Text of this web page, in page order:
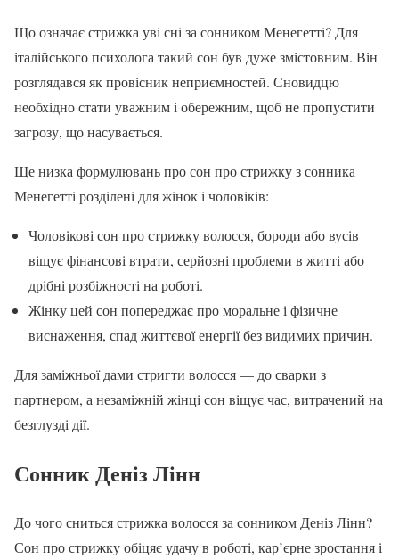
Що означає стрижка уві сні за сонником Менегетті? Для
італійського психолога такий сон був дуже змістовним. Він
розглядався як провісник неприємностей. Сновидцю
необхідно стати уважним і обережним, щоб не пропустити
загрозу, що насувається.
Ще низка формулювань про сон про стрижку з сонника
Менегетті розділені для жінок і чоловіків:
Чоловікові сон про стрижку волосся, бороди або вусів
віщує фінансові втрати, серйозні проблеми в житті або
дрібні розбіжності на роботі.
Жінку цей сон попереджає про моральне і фізичне
виснаження, спад життєвої енергії без видимих причин.
Для заміжньої дами стригти волосся — до сварки з
партнером, а незаміжній жінці сон віщує час, витрачений на
безглузді дії.
Сонник Деніз Лінн
До чого сниться стрижка волосся за сонником Деніз Лінн?
Сон про стрижку обіцяє удачу в роботі, кар’єрне зростання і